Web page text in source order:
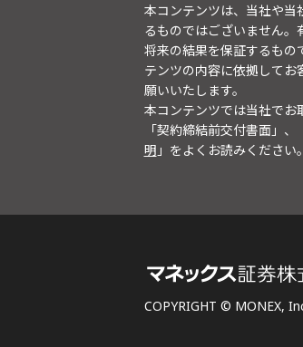
本コンテンツは、当社や当
るものではございません。
将来の結果を保証するもの
テンツの内容に依拠して
願いいたします。
本コンテンツでは当社でお
「契約締結前交付書面」
明 」をよくお読みください。
COPYRIGHT © MONEX,